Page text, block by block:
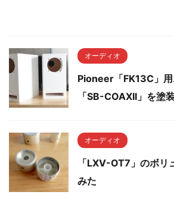
オーディオ
Pioneer「FK13C」
「SB-COAXII」を塗
オーディオ
「LXV-OT7」のボリ
みた